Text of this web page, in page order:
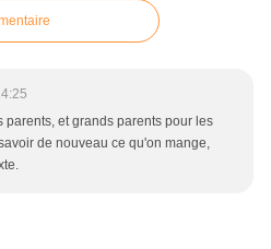
parents, et grands parents pour les
de nouveau ce qu'on mange,